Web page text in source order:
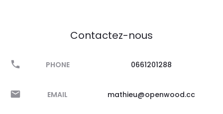
Contactez-nous
PHONE 0661201288
EMAIL mathieu@openwood.cc